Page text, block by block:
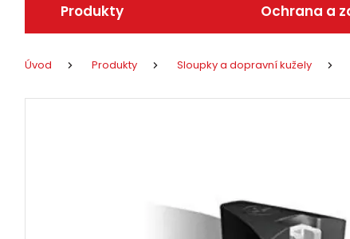
Produkty Ochrana a
Úvod Produkty Sloupky a dopravní kužely